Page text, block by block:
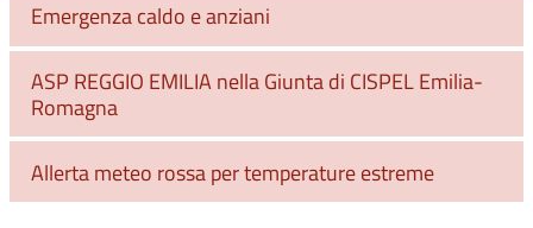
Emergenza caldo e anziani
ASP REGGIO EMILIA nella Giunta di CISPEL Emilia-
Romagna
Allerta meteo rossa per temperature estreme